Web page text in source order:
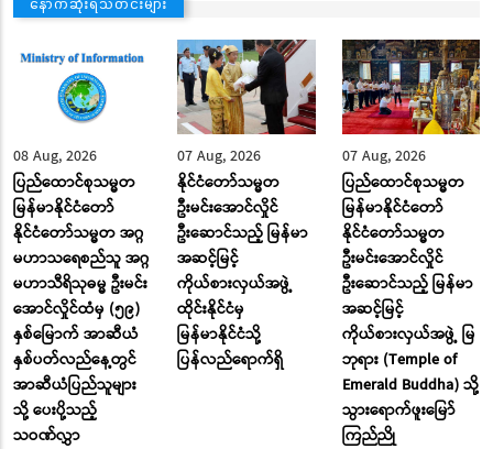
08 Aug, 2026
ပြည်ထောင်စုသမ္မတ
မြန်မာနိုင်ငံတော်
နိုင်ငံတော်သမ္မတ အဂ္ဂ
မဟာသရေစည်သူ အဂ္ဂ
မဟာသီရိသုဓမ္မ ဦးမင်း
အောင်လှိုင်ထံမှ (၅၉)
နှစ်မြောက် အာဆီယံ
နှစ်ပတ်လည်နေ့တွင်
အာဆီယံပြည်သူများ
သို့ ပေးပို့သည့်
သဝဏ်လွှာ
07 Aug, 2026
နိုင်ငံတော်သမ္မတ
ဦးမင်းအောင်လှိုင်
ဦးဆောင်သည့် မြန်မာ
အဆင့်မြင့်
ကိုယ်စားလှယ်အဖွဲ့
ထိုင်းနိုင်ငံမှ
မြန်မာနိုင်ငံသို့
ပြန်လည်ရောက်ရှိ
07 Aug, 2026
ပြည်ထောင်စုသမ္မတ
မြန်မာနိုင်ငံတော်
နိုင်ငံတော်သမ္မတ
ဦးမင်းအောင်လှိုင်
ဦးဆောင်သည့် မြန်မာ
အဆင့်မြင့်
ကိုယ်စားလှယ်အဖွဲ့ မြ
ဘုရား (Temple of
Emerald Buddha) သို့
သွားရောက်ဖူးမြော်
ကြည်ညို